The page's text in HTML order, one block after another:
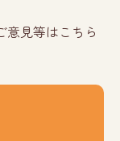
意見等はこちら